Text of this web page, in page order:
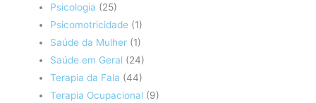
Psicologia (25)
Psicomotricidade (1)
Saúde da Mulher (1)
Saúde em Geral (24)
Terapia da Fala (44)
Terapia Ocupacional (9)